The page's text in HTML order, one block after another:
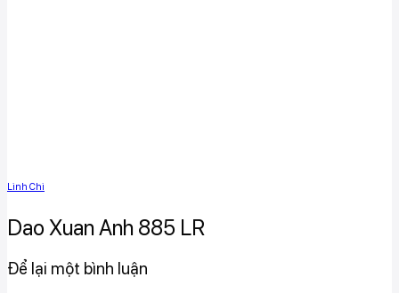
Linh Chi
Dao Xuan Anh 885 LR
Để lại một bình luận